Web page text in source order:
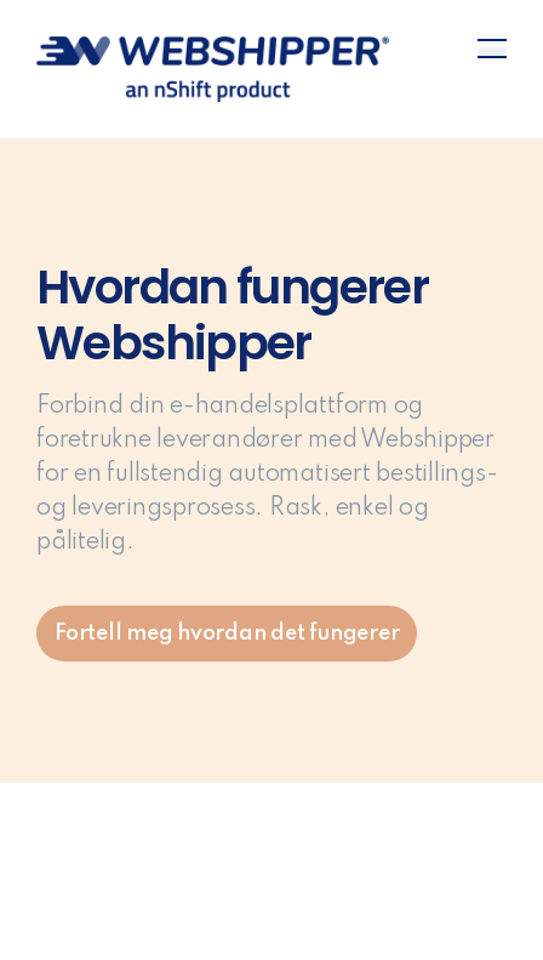
Hvordan fungerer
Webshipper
Forbind din e-handelsplattform og
foretrukne leverandører med Webshipper
for en fullstendig automatisert bestillings-
og leveringsprosess. Rask, enkel og
pålitelig.
Fortell meg hvordan det fungerer